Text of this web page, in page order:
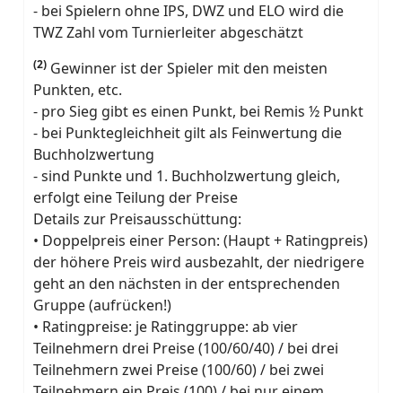
- bei Spielern ohne IPS, DWZ und ELO wird die
TWZ Zahl vom Turnierleiter abgeschätzt
(2) Gewinner ist der Spieler mit den meisten
Punkten, etc.
- pro Sieg gibt es einen Punkt, bei Remis ½ Punkt
- bei Punktegleichheit gilt als Feinwertung die
Buchholzwertung
- sind Punkte und 1. Buchholzwertung gleich,
erfolgt eine Teilung der Preise
Details zur Preisausschüttung:
• Doppelpreis einer Person: (Haupt + Ratingpreis)
der höhere Preis wird ausbezahlt, der niedrigere
geht an den nächsten in der entsprechenden
Gruppe (aufrücken!)
• Ratingpreise: je Ratinggruppe: ab vier
Teilnehmern drei Preise (100/60/40) / bei drei
Teilnehmern zwei Preise (100/60) / bei zwei